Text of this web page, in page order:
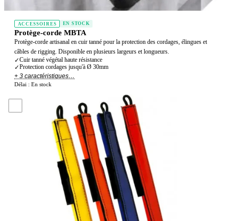
ACCESSOIRES EN STOCK
Protège-corde MBTA
Protège-corde artisanal en cuir tanné pour la protection des cordages, élingues et
câbles de rigging. Disponible en plusieurs largeurs et longueurs.
✓Cuir tanné végétal haute résistance
✓Protection cordages jusqu'à Ø 30mm
+ 3 caractéristiques…
Délai : En stock